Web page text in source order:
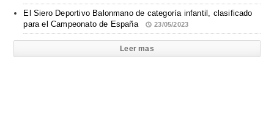
El Siero Deportivo Balonmano de categoría infantil, clasificado
para el Campeonato de España
23/05/2023
Leer mas